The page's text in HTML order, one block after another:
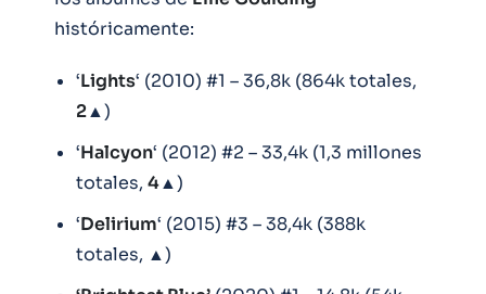
históricamente:
‘Lights‘ (2010) #1 – 36,8k (864k totales,
2▲)
‘Halcyon‘ (2012) #2 – 33,4k (1,3 millones
totales, 4▲)
‘Delirium‘ (2015) #3 – 38,4k (388k
totales, ▲)